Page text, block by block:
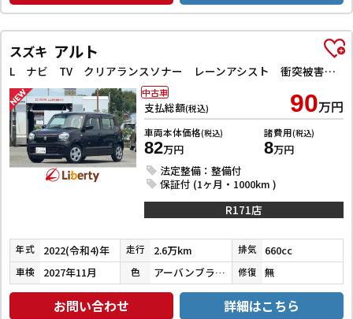
スズキ アルト
L ナビ TV クリアランスソナー レーンアシスト 衝突被害軽減システム オートライト キーレスエントリー アイドリングストップ 電動格納ミラー シートヒーター CVT 盗難防止システム ABS ESC
支払総額(税込) 90万円
車両本体価格(税込)
82万円
諸費用(税込)
8万円
法定整備：整備付
保証付 (1ヶ月・1000km )
中古車
R171店
年式 2022(令和4)年 走行 2.6万km 排気 660cc
車検 2027年11月 色 アーバンブラウンパールメタリック 修復 無
お問い合わせ 詳細はこちら